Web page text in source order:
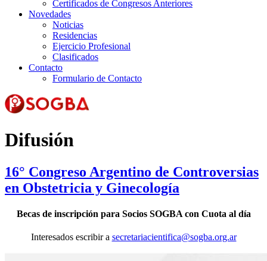
Certificados de Congresos Anteriores
Novedades
Noticias
Residencias
Ejercicio Profesional
Clasificados
Contacto
Formulario de Contacto
Difusión
16° Congreso Argentino de Controversias
en Obstetricia y Ginecología
Becas de inscripción para Socios SOGBA con Cuota al día
Interesados escribir a secretariacientifica@sogba.org.ar